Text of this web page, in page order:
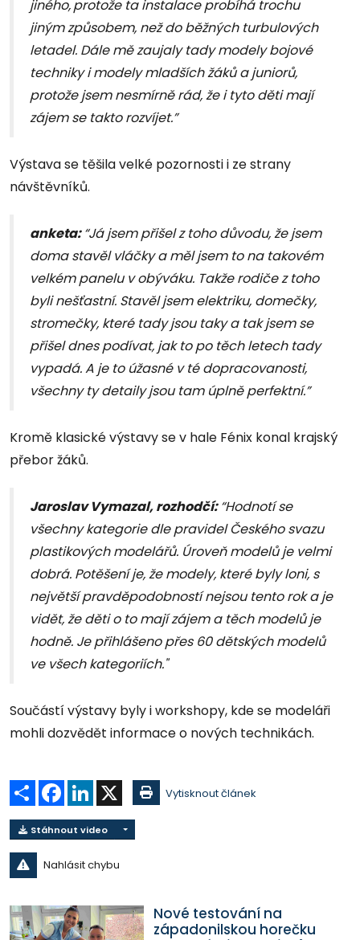
jiného,protože ta instalace probíhá trochu
jiným způsobem, než do běžných turbulových
letadel. Dále mě zaujaly tady modely bojové
techniky i modely mladších žáků a juniorů,
protože jsem nesmírně rád, že i tyto děti mají
zájem se takto rozvíjet.”
Výstava se těšila velké pozornosti i ze strany
návštěvníků.
anketa:“Já jsem přišel z toho důvodu, že jsem
doma stavěl vláčky a měl jsem to na takovém
velkém panelu v obýváku. Takže rodiče z toho
byli nešťastní. Stavěl jsem elektriku, domečky,
stromečky, které tady jsou taky a tak jsem se
přišel dnes podívat, jak to po těch letech tady
vypadá. A je to úžasné v té dopracovanosti,
všechny ty detaily jsou tam úplně perfektní.”
Kromě klasické výstavy se v hale Fénix konal krajský
přebor žáků.
Jaroslav Vymazal, rozhodčí:“Hodnotí se
všechny kategorie dle pravidel Českého svazu
plastikových modelářů. Úroveň modelů je velmi
dobrá. Potěšení je, že modely, které byly loni, s
největší pravděpodobností nejsou tento rok a je
vidět, že děti o to mají zájem a těch modelů je
hodně. Je přihlášeno přes 60 dětských modelů
ve všech kategoriích."
Součástí výstavy byly i workshopy, kde se modeláři
mohli dozvědět informace o nových technikách.
Sdílet Facebook
LinkedIn Vytisknout článek
Stáhnout video
Nahlásit chybu
Nové testování na
západonilskou horečku